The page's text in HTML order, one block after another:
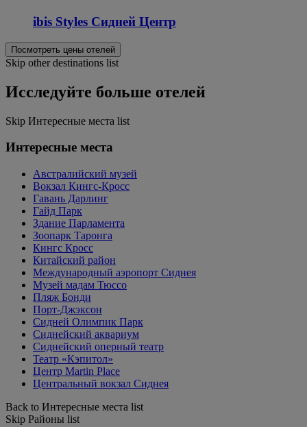
ibis Styles Сидней Центр
Посмотреть цены отелей
Skip other destinations list
Исследуйте больше отелей
Skip Интересные места list
Интересные места
Австралийский музей
Вокзал Кингс-Кросс
Гавань Дарлинг
Гайд Парк
Здание Парламента
Зоопарк Таронга
Кингс Кросс
Китайский район
Международный аэропорт Сиднея
Музей мадам Тюссо
Пляж Бонди
Порт-Джэксон
Сидней Олимпик Парк
Сиднейский аквариум
Сиднейский оперный театр
Театр «Кэпитол»
Центр Martin Place
Центральный вокзал Сиднея
Back to Интересные места list
Skip Районы list